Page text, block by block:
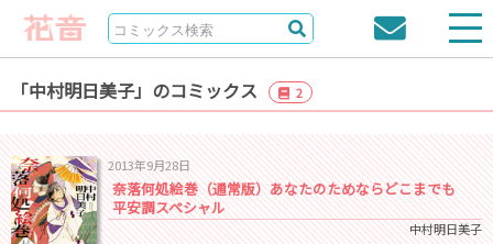
「中村明日美子」のコミックス 2
2013年9月28日
奈落何処絵巻（通常版）あなたのためならどこまでも
平安調スペシャル
中村明日美子